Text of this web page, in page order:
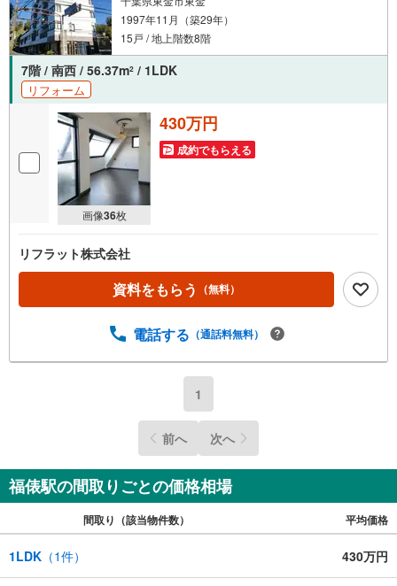
1997年11月（築29年）
15戸 / 地上階数8階
7階 / 南西 / 56.37m2 / 1LDK
リフォーム
画像36枚
430万円
成約でもらえる
リフラット株式会社
資料をもらう （無料）
電話する （通話料無料）
1
前へ 次へ
福俵駅の間取りごとの価格相場
間取り（該当物件数） 平均価格
1LDK （1件） 430万円